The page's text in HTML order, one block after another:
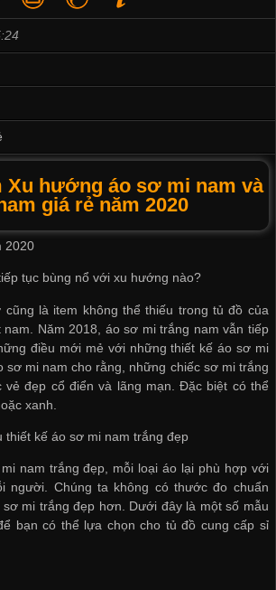
Xu hướng áo sơ mi nam và
giá rẻ năm 2020
2020
tục bùng nổ với xu hướng nào?
là item không thể thiếu trong tủ đồ của
nam . Năm 2018, áo sơ mi trắng nam vẫn tiếp
điều mới mẻ với những thiết kế áo sơ mi
sơ mi nam cho rằng, những chiếc sơ mi trắng
đẹp cổ điển và lãng mạn. Đặc biệt có thể
xanh.
kế áo sơ mi nam trắng đẹp
nam trắng đẹp, mỗi loại áo lại phù hợp với
người. Chúng ta không có thước đo chuẩn
mi trắng đẹp hơn. Dưới đây là một số mẫu
bạn có thể lựa chọn cho tủ đồ cung cấp sỉ